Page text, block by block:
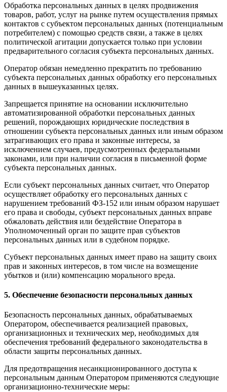
Обработка персональных данных в целях продвижения
товаров, работ, услуг на рынке путем осуществления прямых
контактов с субъектом персональных данных (потенциальным
потребителем) с помощью средств связи, а также в целях
политической агитации допускается только при условии
предварительного согласия субъекта персональных данных.
Оператор обязан немедленно прекратить по требованию
субъекта персональных данных обработку его персональных
данных в вышеуказанных целях.
Запрещается принятие на основании исключительно
автоматизированной обработки персональных данных
решений, порождающих юридические последствия в
отношении субъекта персональных данных или иным образом
затрагивающих его права и законные интересы, за
исключением случаев, предусмотренных федеральными
законами, или при наличии согласия в письменной форме
субъекта персональных данных.
Если субъект персональных данных считает, что Оператор
осуществляет обработку его персональных данных с
нарушением требований ФЗ-152 или иным образом нарушает
его права и свободы, субъект персональных данных вправе
обжаловать действия или бездействие Оператора в
Уполномоченный орган по защите прав субъектов
персональных данных или в судебном порядке.
Субъект персональных данных имеет право на защиту своих
прав и законных интересов, в том числе на возмещение
убытков и (или) компенсацию морального вреда.
5. Обеспечение безопасности персональных данных
Безопасность персональных данных, обрабатываемых
Оператором, обеспечивается реализацией правовых,
организационных и технических мер, необходимых для
обеспечения требований федерального законодательства в
области защиты персональных данных.
Для предотвращения несанкционированного доступа к
персональным данным Оператором применяются следующие
организационно-технические меры: